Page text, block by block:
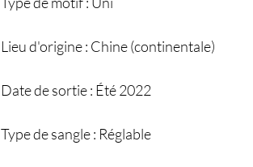
Lieu d'origine : Chine (continentale)
Date de sortie : Été 2022
Type de sangle : Réglable